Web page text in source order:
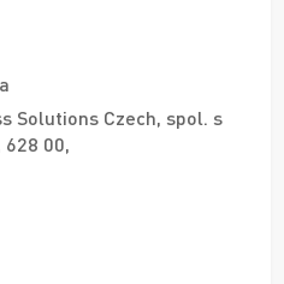
Solutions Czech, spol. s
00,